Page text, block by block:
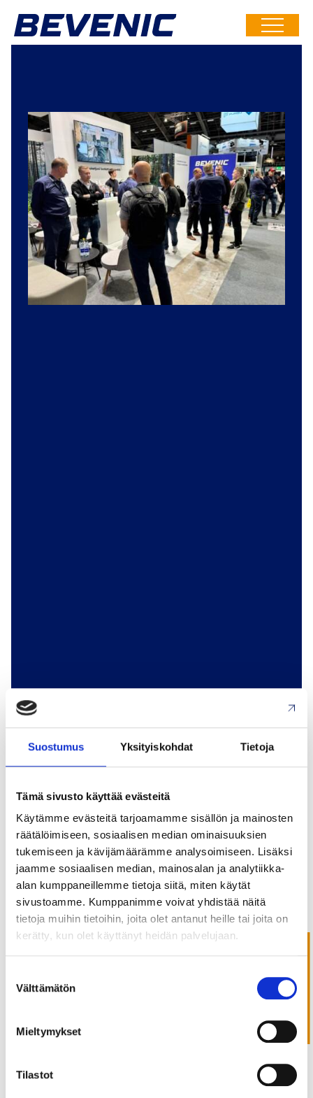
Suostumus Yksityiskohdat Tietoja
Tämä sivusto käyttää evästeitä
Käytämme evästeitä tarjoamamme sisällön ja mainosten
räätälöimiseen, sosiaalisen median ominaisuuksien
tukemiseen ja kävijämäärämme analysoimiseen. Lisäksi
jaamme sosiaalisen median, mainosalan ja analytiikka-
alan kumppaneillemme tietoja siitä, miten käytät
sivustoamme. Kumppanimme voivat yhdistää näitä
tietoja muihin tietoihin, joita olet antanut heille tai joita on
kerätty, kun olet käyttänyt heidän palvelujaan.
valinta
Välttämätön
Mieltymykset
Tilastot
Siirry
suoraan
sisältöön
Toimitusketjusi
Uutinen 09.10.2025
Alihankinta-messut
Tampereella keräsivät
mukavasti kävijöitä
Tilaa uutiskirje